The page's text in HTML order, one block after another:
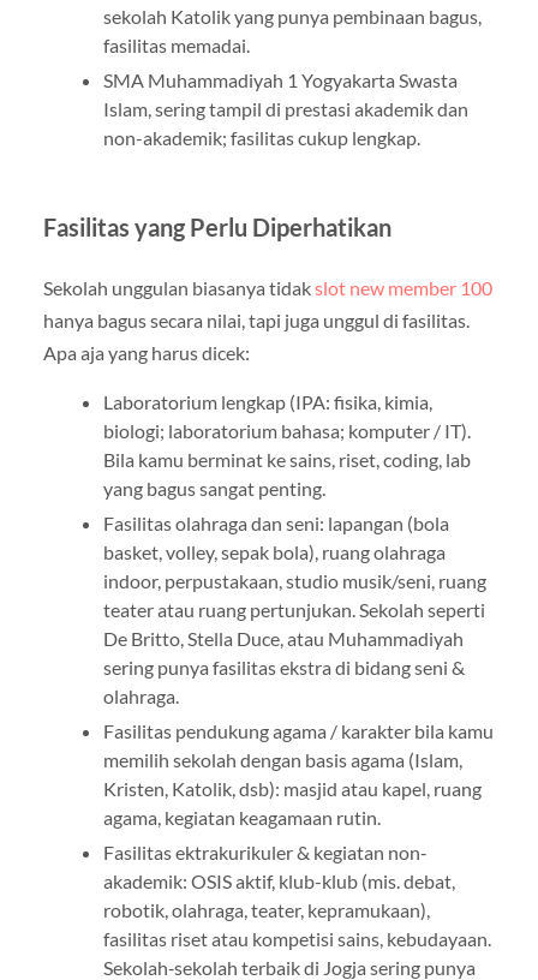
sekolah Katolik yang punya pembinaan bagus,
fasilitas memadai.
SMA Muhammadiyah 1 Yogyakarta Swasta
Islam, sering tampil di prestasi akademik dan
non-akademik; fasilitas cukup lengkap.
Fasilitas yang Perlu Diperhatikan
Sekolah unggulan biasanya tidakslot new member 100
hanya bagus secara nilai, tapi juga unggul di fasilitas.
Apa aja yang harus dicek:
Laboratorium lengkap (IPA: fisika, kimia,
biologi; laboratorium bahasa; komputer / IT).
Bila kamu berminat ke sains, riset, coding, lab
yang bagus sangat penting.
Fasilitas olahraga dan seni: lapangan (bola
basket, volley, sepak bola), ruang olahraga
indoor, perpustakaan, studio musik/seni, ruang
teater atau ruang pertunjukan. Sekolah seperti
De Britto, Stella Duce, atau Muhammadiyah
sering punya fasilitas ekstra di bidang seni &
olahraga.
Fasilitas pendukung agama / karakter bila kamu
memilih sekolah dengan basis agama (Islam,
Kristen, Katolik, dsb): masjid atau kapel, ruang
agama, kegiatan keagamaan rutin.
Fasilitas ektrakurikuler & kegiatan non‐
akademik: OSIS aktif, klub-klub (mis. debat,
robotik, olahraga, teater, kepramukaan),
fasilitas riset atau kompetisi sains, kebudayaan.
Sekolah‐sekolah terbaik di Jogja sering punya